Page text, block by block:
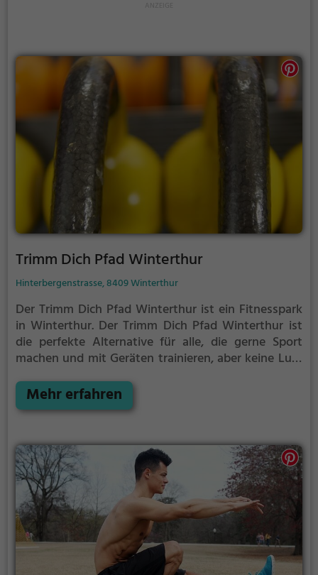
Trimm Dich Pfad Winterthur
Hinterbergenstrasse, 8409 Winterthur
Der Trimm Dich Pfad Winterthur ist ein Fitnesspark
in Winterthur. Der Trimm Dich Pfad Winterthur ist
die perfekte Alternative für alle, die gerne Sport
machen und mit Geräten trainieren, aber keine Lust
Mehr erfahren